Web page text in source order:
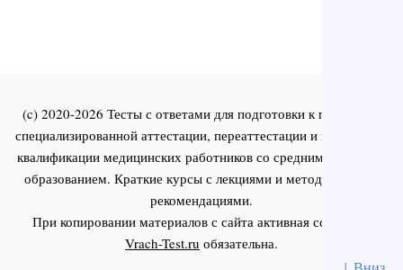
(c) 2020-2026 Тесты с ответами для подготовки к первичной
специализированной аттестации, переаттестации и повышения
квалификации медицинских работников со средним и высшим
образованием. Краткие курсы с лекциями и методическими
рекомендациями.
При копировании материалов с сайта активная ссылка на
Vrach-Test.ru обязательна.